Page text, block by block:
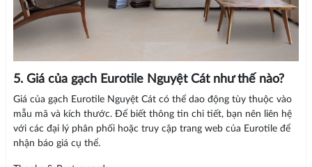
5. Giá của gạch Eurotile Nguyệt Cát như thế nào?
Giá của gạch Eurotile Nguyệt Cát có thể dao động tùy thuộc vào
mẫu mã và kích thước. Để biết thông tin chi tiết, bạn nên liên hệ
với các đại lý phân phối hoặc truy cập trang web của Eurotile để
nhận báo giá cụ thể.